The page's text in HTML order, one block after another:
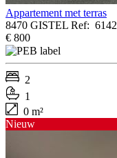
Appartement met terras
8470 GISTEL Ref: 6142
€ 800
2
1
0 m²
Nieuw